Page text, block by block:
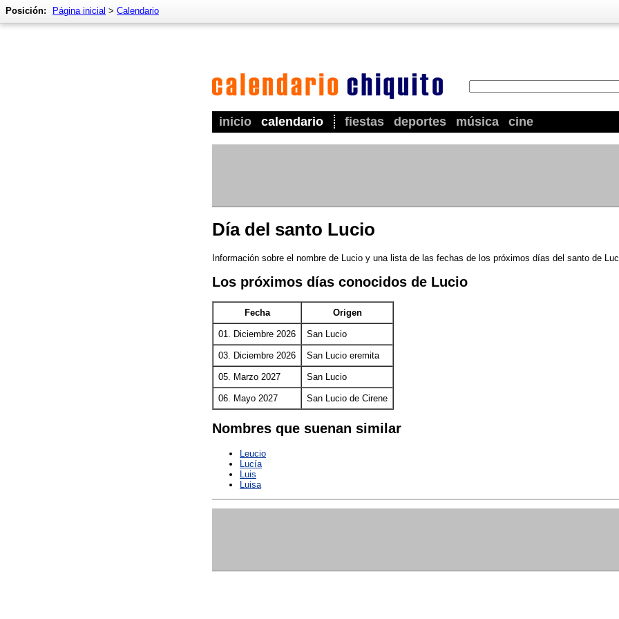
inicio calendario fiestas deportes música cine
Posición: Página inicial > Calendario
Día del santo Lucio
Información sobre el nombre de Lucio y una lista de las fechas de los próximos días del santo de
Los próximos días conocidos de Lucio
Fecha Origen
01. Diciembre 2026 San Lucio
03. Diciembre 2026 San Lucio eremita
05. Marzo 2027 San Lucio
06. Mayo 2027 San Lucio de Cirene
Nombres que suenan similar
Leucio
Lucía
Luis
Luisa